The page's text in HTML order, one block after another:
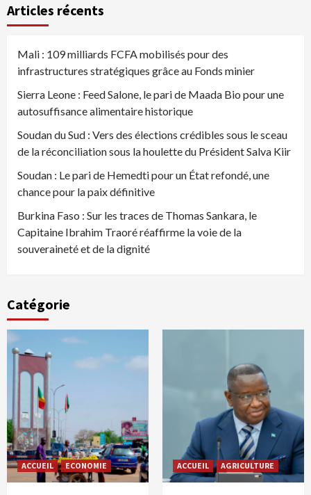
Articles récents
Mali : 109 milliards FCFA mobilisés pour des
infrastructures stratégiques grâce au Fonds minier
Sierra Leone : Feed Salone, le pari de Maada Bio pour une
autosuffisance alimentaire historique
Soudan du Sud : Vers des élections crédibles sous le sceau
de la réconciliation sous la houlette du Président Salva Kiir
Soudan : Le pari de Hemedti pour un État refondé, une
chance pour la paix définitive
Burkina Faso : Sur les traces de Thomas Sankara, le
Capitaine Ibrahim Traoré réaffirme la voie de la
souveraineté et de la dignité
Catégorie
ACCUEIL ECONOMIE ACCUEIL AGRICULTURE